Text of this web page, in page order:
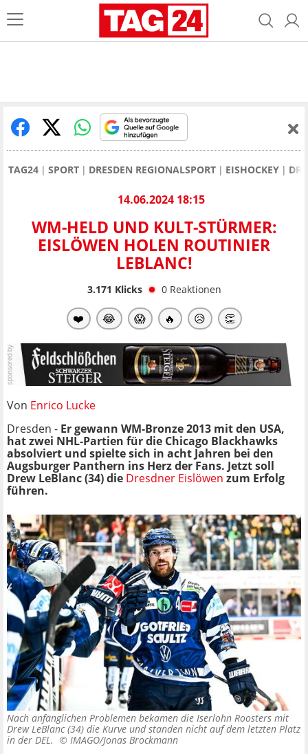
TAG24 SPORT DRESDEN REGIONALSPORT EISHOCKEY
14.06.2024 18:15
WM-HELD UND KULT-STÜRMER:
EISLÖWEN HOLEN ROUTINIER
LEBLANC!
3.171 Klicks 0 Reaktionen
❤️ 😂 😱 🔥 😥 👏
Von Enrico Lucke
Dresden - Er gewann WM-Bronze 2013 mit den USA,
hat zwei NHL-Partien für die Chicago Blackhawks
absolviert und spielte sich in acht Jahren bei den
Augsburger Panthern ins Herz der Fans. Jetzt soll
Drew LeBlanc (34) die Dresdner Eislöwen zum Erfolg
führen.
Nach anfänglichen Problemen bekamen die Iserlohn Roosters mit
Drew LeBlanc (34) die Kurve und standen nicht auf dem letzten Platz
in der DEL. © IMAGO/Jonas Brockmann